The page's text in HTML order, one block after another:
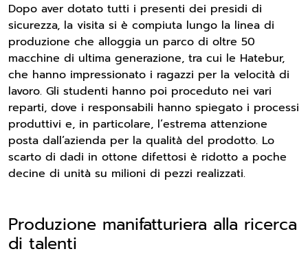
Dopo aver dotato tutti i presenti dei presidi di
sicurezza, la visita si è compiuta lungo la linea di
produzione che alloggia un parco di oltre 50
macchine di ultima generazione, tra cui le Hatebur,
che hanno impressionato i ragazzi per la velocità di
lavoro. Gli studenti hanno poi proceduto nei vari
reparti, dove i responsabili hanno spiegato i processi
produttivi e, in particolare, l’estrema attenzione
posta dall’azienda per la qualità del prodotto. Lo
scarto di dadi in ottone difettosi è ridotto a poche
decine di unità su milioni di pezzi realizzati.
Produzione manifatturiera alla ricerca
di talenti